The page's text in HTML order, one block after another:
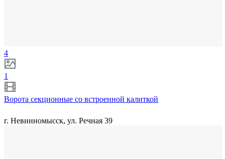
4
1
Ворота секционные со встроенной калиткой
г. Невинномысск, ул. Речная 39